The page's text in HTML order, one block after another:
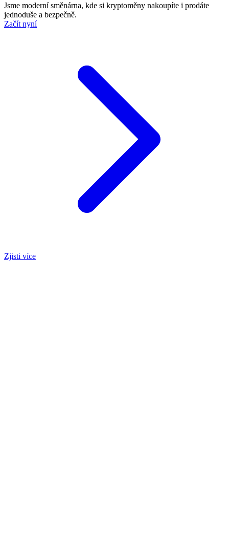
Jsme moderní směnárna, kde si kryptoměny nakoupíte i prodáte
jednoduše a bezpečně.
Začít nyní
Zjisti více